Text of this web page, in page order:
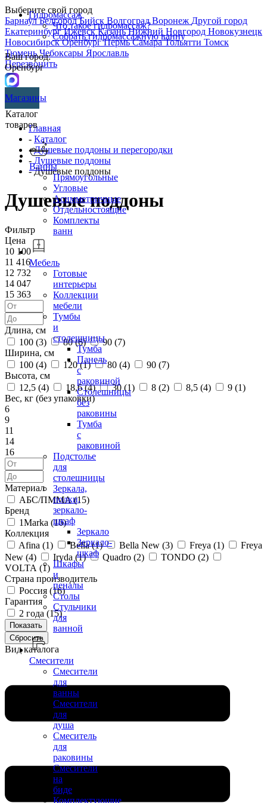
Выберите свой город
БарнаулБелгородБийск ВолгоградВоронеж Другой город
ЕкатеринбургИжевскКазаньНижний Новгород Новокузнецк
НовосибирскОренбургПермьСамараТольятти Томск
ТюменьЧебоксары Ярославль
Перезвонить
Гидромассаж
Что такое гидромассаж?
Собрать гидромассажную ванну
Ваш город:
Оренбург
Магазины
Каталог
товаров
Ванны
Прямоугольные
Угловые
Асимметричные
Отдельностоящие
Комплекты
ванн
Мебель
Готовые
интерьеры
Коллекции
мебели
Тумбы
и
столешницы
Тумба
Панель
с
раковиной
Столешницы
без
раковины
Тумба
с
раковиной
Подстолье
для
столешницы
Зеркала,
полки,
зеркало-
шкаф
Зеркало
Зеркало-
шкаф
Шкафы
и
пеналы
Столы
Стульчики
для
ванной
Смесители
Смесители
для
ванны
Смесители
для
душа
Смеситель
для
раковины
Смесители
на
биде
Комплектующие
Главная
- Каталог
-Душевые поддоны и перегородки
- Душевые поддоны
- Душевые поддоны
Душевые поддоны
Фильтр
Цена
10 100
11 416
12 732
14 047
15 363
Длина, см
100 (3) 80 (6) 90 (7)
Ширина, см
100 (4) 120 (1) 80 (4) 90 (7)
Высота, см
12,5 (4) 18,6 (4) 30 (1) 8 (2) 8,5 (4) 9 (1)
Вес, кг (без упаковки)
6
9
11
14
16
Материал
АБС/ПММА (15)
Бренд
1Marka (16)
Коллекция
Afina (1) Bella (1) Bella New (3) Freya (1)
Freya
New (4) Iryda (1) Quadro (2) TONDO (2)
VOLTA (1)
Страна производитель
Россия (16)
Гарантия
2 года (15)
Вид каталога